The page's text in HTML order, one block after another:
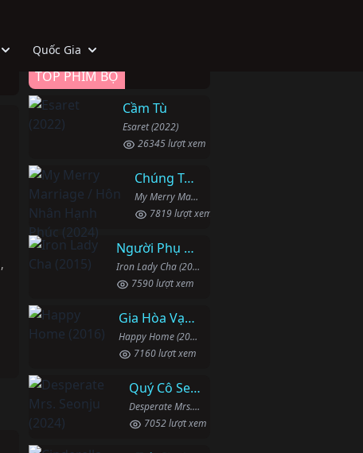
Quốc Gia
,
TOP PHIM BỘ
Cầm Tù
Esaret (2022)
26345 lượt xem
Chúng Ta Hãy Kết Hôn Nhé
My Merry Marriage / Hôn Nhân Hạnh Phúc (2024)
7819 lượt xem
Người Phụ Nữ Mạnh Mẽ
Iron Lady Cha (2015)
7590 lượt xem
Gia Hòa Vạn Sự Thành
Happy Home (2016)
7160 lượt xem
Quý Cô Seon Ju Phục Thù
Desperate Mrs. Seonju (2024)
7052 lượt xem